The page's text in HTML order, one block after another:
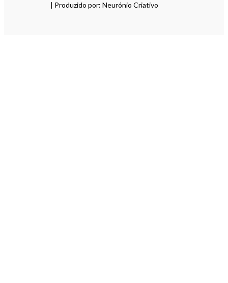
| Produzido por: Neurónio Criativo